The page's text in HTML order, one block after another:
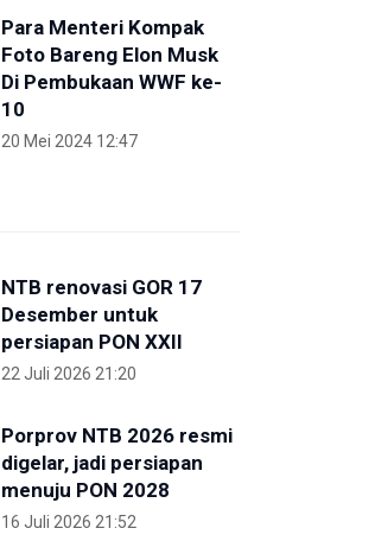
Para Menteri Kompak
Foto Bareng Elon Musk
Di Pembukaan WWF ke-
10
20 Mei 2024 12:47
NTB renovasi GOR 17
Desember untuk
persiapan PON XXII
22 Juli 2026 21:20
Porprov NTB 2026 resmi
digelar, jadi persiapan
menuju PON 2028
16 Juli 2026 21:52